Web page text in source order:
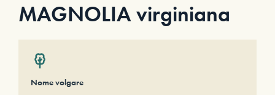
MAGNOLIA virginiana
Nome volgare